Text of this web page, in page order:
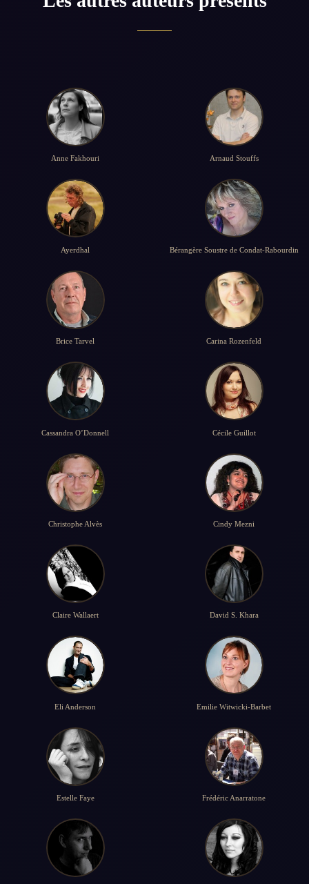
Anne Fakhouri Arnaud Stouffs
Ayerdhal Bérangère Soustre de Condat-Rabourdin
Brice Tarvel Carina Rozenfeld
Cassandra O’Donnell Cécile Guillot
Christophe Alvès Cindy Mezni
Claire Wallaert David S. Khara
Eli Anderson Emilie Witwicki-Barbet
Estelle Faye Frédéric Anarratone